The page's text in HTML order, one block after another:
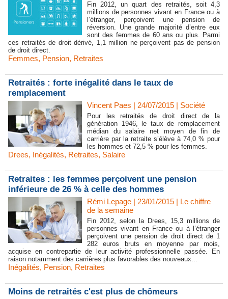
Fin 2012, un quart des retraités, soit 4,3
millions de personnes vivant en France ou à
l’étranger, perçoivent une pension de
réversion. Une grande majorité d’entre eux
sont des femmes de 60 ans ou plus. Parmi
ces retraités de droit dérivé, 1,1 million ne perçoivent pas de pension
de droit direct.
Femmes, Pension, Retraites
Retraités : forte inégalité dans le taux de
remplacement
Vincent Paes | 24/07/2015 | Société
Pour les retraités de droit direct de la
génération 1946, le taux de remplacement
médian du salaire net moyen de fin de
carrière par la retraite s’élève à 74,0 % pour
les hommes et 72,5 % pour les femmes.
Drees, Inégalités, Retraites, Salaire
Retraites : les femmes perçoivent une pension
inférieure de 26 % à celle des hommes
Rémi Lepage | 23/01/2015 | Le chiffre
de la semaine
Fin 2012, selon la Drees, 15,3 millions de
personnes vivant en France ou à l’étranger
perçoivent une pension de droit direct de 1
282 euros bruts en moyenne par mois,
acquise en contrepartie de leur activité professionnelle passée. En
raison notamment des carrières plus favorables des nouveaux...
Inégalités, Pension, Retraites
Moins de retraités c'est plus de chômeurs